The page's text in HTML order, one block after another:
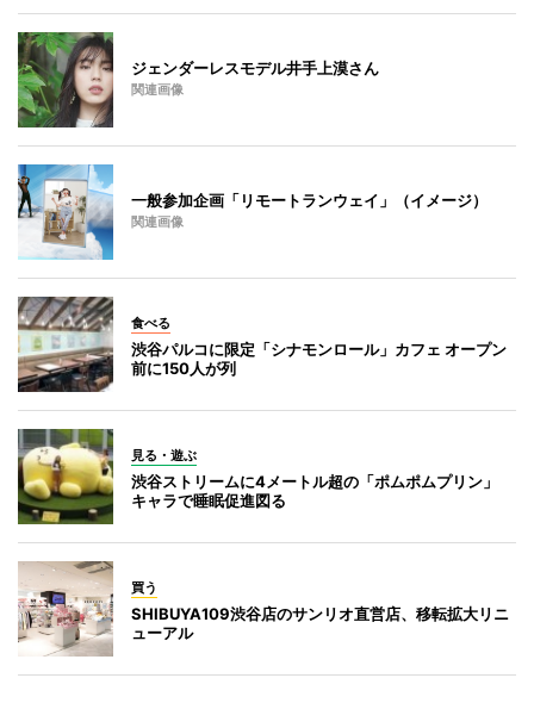
ジェンダーレスモデル井手上漠さん
関連画像
一般参加企画「リモートランウェイ」（イメージ）
関連画像
食べる
渋谷パルコに限定「シナモンロール」カフェ オープン
前に150人が列
見る・遊ぶ
渋谷ストリームに4メートル超の「ポムポムプリン」
キャラで睡眠促進図る
買う
SHIBUYA109渋谷店のサンリオ直営店、移転拡大リニ
ューアル